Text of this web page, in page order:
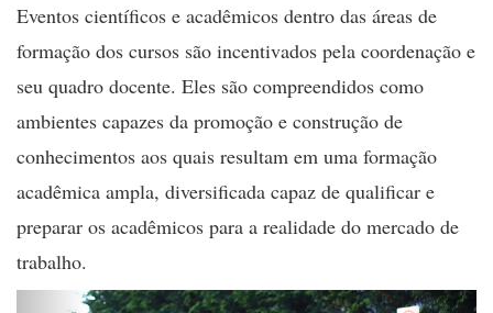
Eventos científicos e acadêmicos dentro das áreas de
formação dos cursos são incentivados pela coordenação e
seu quadro docente. Eles são compreendidos como
ambientes capazes da promoção e construção de
conhecimentos aos quais resultam em uma formação
acadêmica ampla, diversificada capaz de qualificar e
preparar os acadêmicos para a realidade do mercado de
trabalho.